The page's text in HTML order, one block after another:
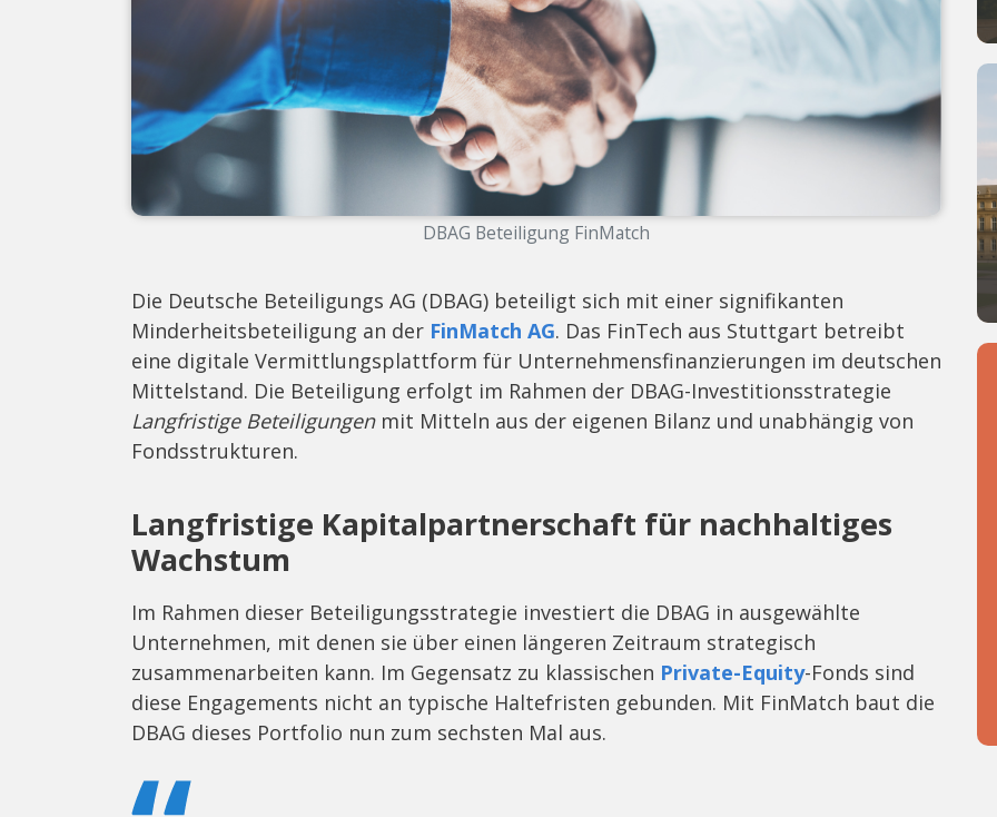
DBAG Beteiligung FinMatch
Die Deutsche Beteiligungs AG (DBAG) beteiligt sich mit einer signifikanten
Minderheitsbeteiligung an der FinMatch AG. Das FinTech aus Stuttgart betreibt
eine digitale Vermittlungsplattform für Unternehmensfinanzierungen im deutschen
Mittelstand. Die Beteiligung erfolgt im Rahmen der DBAG-Investitionsstrategie
Langfristige Beteiligungenmit Mitteln aus der eigenen Bilanz und unabhängig von
Fondsstrukturen.
Langfristige Kapitalpartnerschaft für nachhaltiges
Wachstum
Im Rahmen dieser Beteiligungsstrategie investiert die DBAG in ausgewählte
Unternehmen, mit denen sie über einen längeren Zeitraum strategisch
zusammenarbeiten kann. Im Gegensatz zu klassischen Private-Equity-Fonds sind
diese Engagements nicht an typische Haltefristen gebunden. Mit FinMatch baut die
DBAG dieses Portfolio nun zum sechsten Mal aus.